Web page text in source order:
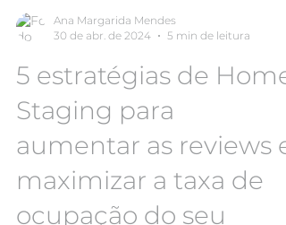
30 de abr. de 2024
5 min de leitura
5 estratégias de Home
Staging para
aumentar as reviews e
maximizar a taxa de